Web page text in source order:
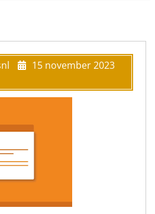
15 november 2023